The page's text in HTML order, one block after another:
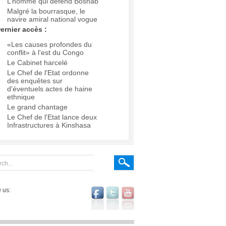
Malgré la bourrasque, le
navire amiral national vogue
accès :
«Les causes profondes du
conflit» à l'est du Congo
Le Cabinet harcelé
Le Chef de l'Etat ordonne
des enquêtes sur
d'éventuels actes de haine
ethnique
Le grand chantage
Le Chef de l'Etat lance deux
Infrastructures à Kinshasa
us: